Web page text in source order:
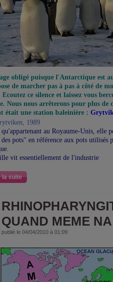
obligé puisque l'Antarctique est
de marcher pas à pas à côté de
ce silence et laissez vous
Nous nous arrêterons pour plus
était une station baleinière :
au Royaume-Unis, elle
pots" en référence aux pots utilisés
vit essentiellement de l'industrie
la suite
QUAND MEME
publié le 04/04/2010 à 01:09